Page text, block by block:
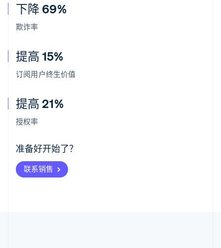
下降 69%
欺诈率
提高 15%
订阅用户终生价值
提高 21%
授权率
准备好开始了？
联系销售
阿联酋
爱尔兰
爱沙尼亚
English
奥地利
Deutsch English